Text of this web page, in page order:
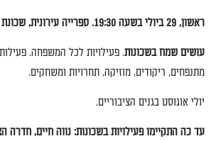
ראשון, 29 ביולי בשעה19:30. ספרייה עירונית,
עושים שמח בשכונות.פעילויות לכל המשפחה.
מתנפחים, ריקודים,מוזיקה,תחרויות ומשחקים.
יולי אוגוסט בגנים הציבוריים.
עד כה התקיימו פעילויות בשכונות:נווה חיים,חדרה